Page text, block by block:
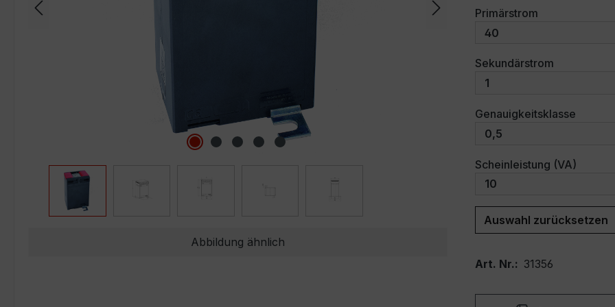
Abbildung ähnlich
Primärstrom
Sekundärstrom
Genauigkeitsklasse
Scheinleistung (VA)
Auswahl zurücksetzen
Art. Nr.: 31356